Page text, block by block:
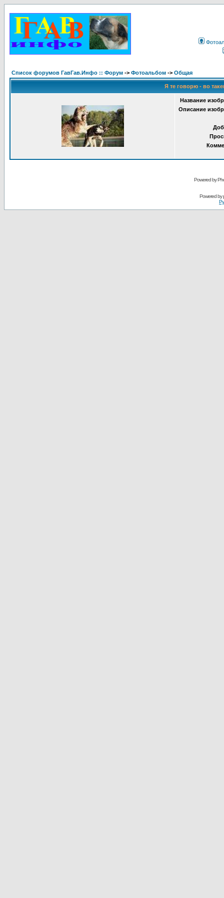
Список форумов ГавГав.Инфо :: Форум -> Фотоальбом -> Общая
Я те говорю - во
Название
Описание
Powered by
Powered by